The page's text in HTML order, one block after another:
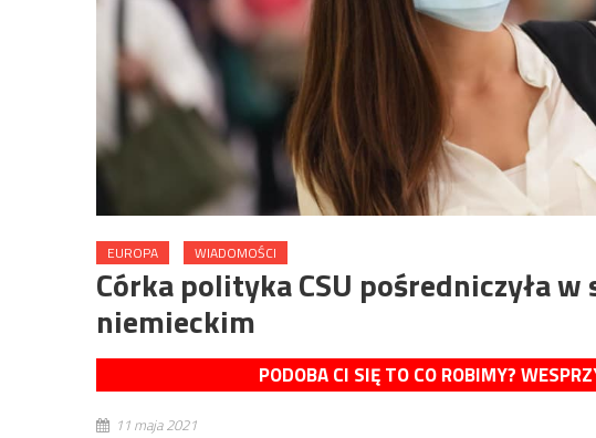
EUROPA WIADOMOŚCI
Córka polityka CSU pośredniczyła
niemieckim
PODOBA CI SIĘ TO CO ROBIMY?
11 maja 2021